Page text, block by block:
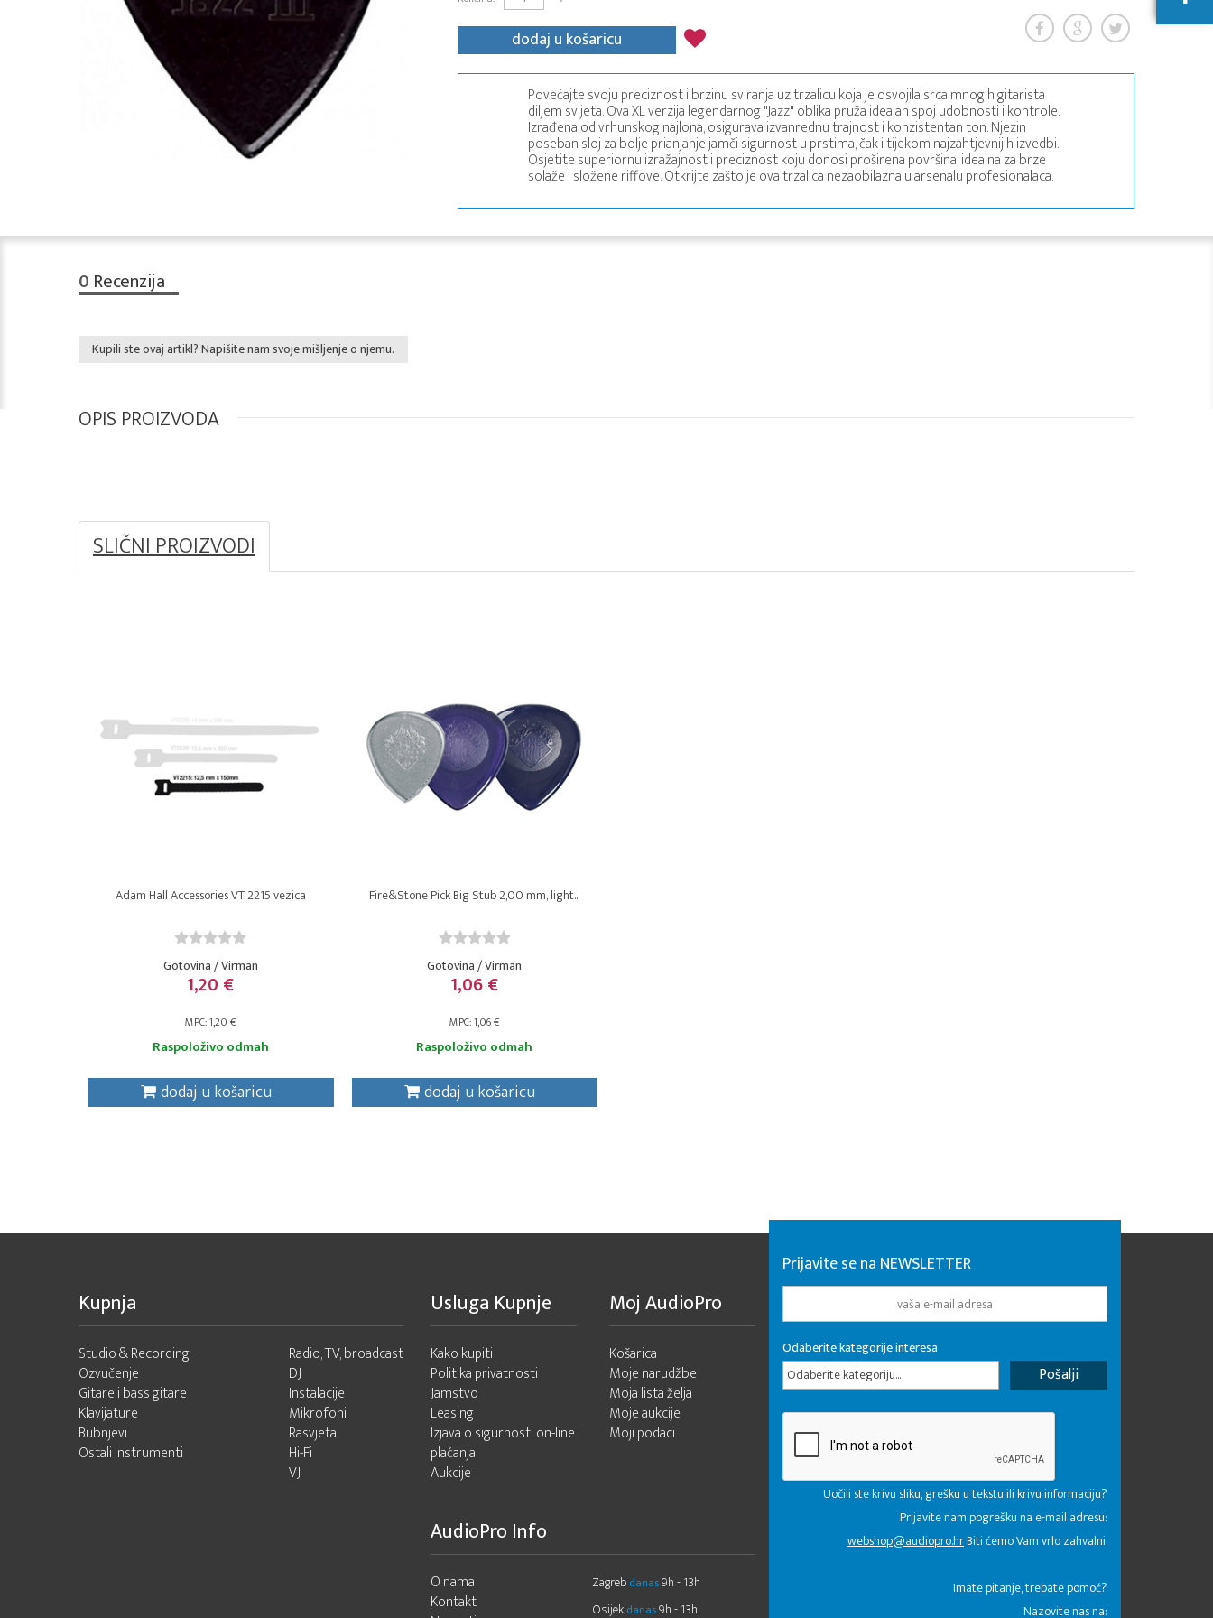
dodaj u košaricu
Povećajte svoju preciznost i brzinu sviranja uz trzalicu koja je osvojila srca mnogih gitarista
diljem svijeta. Ova XL verzija legendarnog "Jazz" oblika pruža idealan spoj udobnosti i kontrole.
Izrađena od vrhunskog najlona, osigurava izvanrednu trajnost i konzistentan ton. Njezin
poseban sloj za bolje prianjanje jamči sigurnost u prstima, čak i tijekom najzahtjevnijih izvedbi.
Osjetite superiornu izražajnost i preciznost koju donosi proširena površina, idealna za brze
solaže i složene riffove. Otkrijte zašto je ova trzalica nezaobilazna u arsenalu profesionalaca.
0 Recenzija
Kupili ste ovaj artikl? Napišite nam svoje mišljenje o njemu.
OPIS PROIZVODA
SLIČNI PROIZVODI
Adam Hall Accessories VT 2215 vezica
Gotovina / Virman
1,20 €
MPC: 1,20 €
Raspoloživo odmah
dodaj u košaricu
Fire&Stone Pick Big Stub 2,00 mm, light...
Gotovina / Virman
1,06 €
MPC: 1,06 €
Raspoloživo odmah
dodaj u košaricu
Kupnja
Studio & Recording
Ozvučenje
Gitare i bass gitare
Klavijature
Bubnjevi
Ostali instrumenti
Radio, TV, broadcast
DJ
Instalacije
Mikrofoni
Rasvjeta
Hi-Fi
VJ
Usluga Kupnje
Kako kupiti
Politika privatnosti
Jamstvo
Leasing
Izjava o sigurnosti on-line
plaćanja
Aukcije
Moj AudioPro
Košarica
Moje narudžbe
Moja lista želja
Moje aukcije
Moji podaci
AudioPro Info
O nama
Kontakt
Zagreb danas9h - 13h
Osijek danas9h - 13h
Prijavite se na NEWSLETTER
Odaberite kategorije interesa
Odaberite kategoriju...
Uočili ste krivu sliku, grešku u tekstu ili krivu informaciju?
Prijavite nam pogrešku na e-mail adresu:
webshop@audiopro.hrBiti ćemo Vam vrlo zahvalni.
​Imate pitanje, trebate pomoć?
Nazovite nas na: